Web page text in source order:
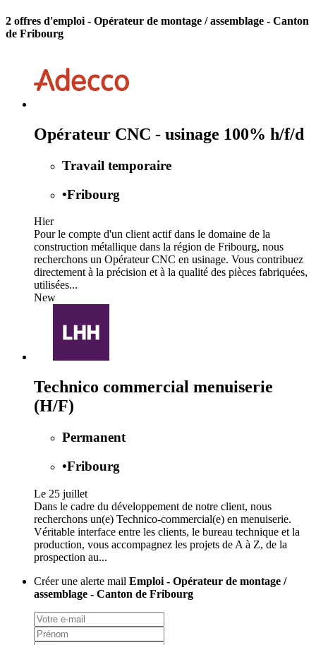
2 offres d'emploi - Opérateur de montage / assemblage - Canton
de Fribourg
Opérateur CNC - usinage 100% h/f/d
Travail temporaire
•Fribourg
Hier
Pour le compte d'un client actif dans le domaine de la
construction métallique dans la région de Fribourg, nous
recherchons un Opérateur CNC en usinage. Vous contribuez
directement à la précision et à la qualité des pièces fabriquées,
utilisées...
New
Technico commercial menuiserie
(H/F)
Permanent
•Fribourg
Le 25 juillet
Dans le cadre du développement de notre client, nous
recherchons un(e) Technico-commercial(e) en menuiserie.
Véritable interface entre les clients, le bureau technique et la
production, vous accompagnez les projets de A à Z, de la
prospection au...
Créer une alerte mail Emploi - Opérateur de montage /
assemblage - Canton de Fribourg